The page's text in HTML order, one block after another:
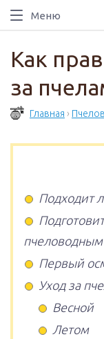
Меню
Как
за
Главная ›
Подходит
Первый
Уход за
Весной
Летом